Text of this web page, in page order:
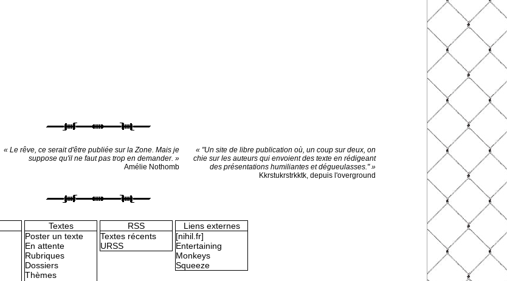
« Le rêve, ce serait d'être publiée sur la Zone. Mais je
suppose qu'il ne faut pas trop en demander. »
Amélie Nothomb
« "Un site de libre publication où, un coup sur deux, on
chie sur les auteurs qui envoient des texte en rédigeant
des présentations humiliantes et dégueulasses." »
Kkrstukrstrkktk, depuis l'overground
Textes
Poster un texte
En attente
Rubriques
Dossiers
Thèmes
RSS
Textes récents
URSS
Liens externes
[nihil.fr]
Entertaining
Monkeys
Squeeze